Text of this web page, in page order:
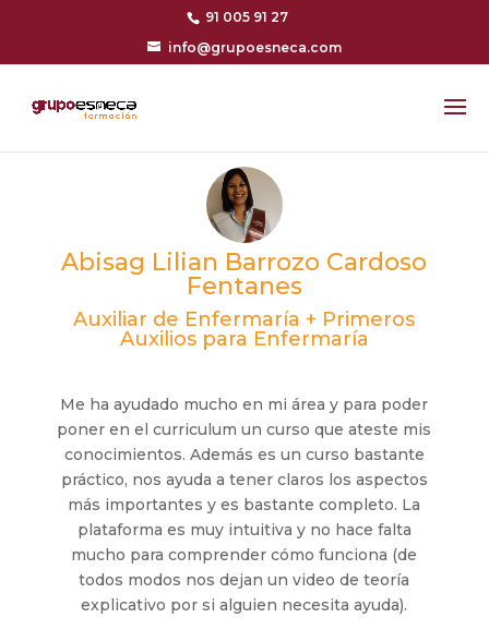
91 005 91 27
info@grupoesneca.com
Abisag Lilian Barrozo Cardoso
Fentanes
Auxiliar de Enfermaría + Primeros
Auxilios para Enfermaría
Me ha ayudado mucho en mi área y para poder
poner en el curriculum un curso que ateste mis
conocimientos. Además es un curso bastante
práctico, nos ayuda a tener claros los aspectos
más importantes y es bastante completo. La
plataforma es muy intuitiva y no hace falta
mucho para comprender cómo funciona (de
todos modos nos dejan un video de teoría
explicativo por si alguien necesita ayuda).